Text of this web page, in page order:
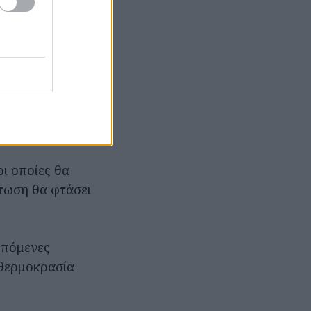
ήταν
θα
οποίες θα
θα φτάσει